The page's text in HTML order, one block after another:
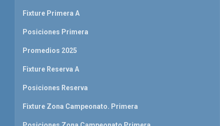
Fixture Primera A
Posiciones Primera
Promedios 2025
Fixture Reserva A
Posiciones Reserva
Fixture Zona Campeonato. Primera